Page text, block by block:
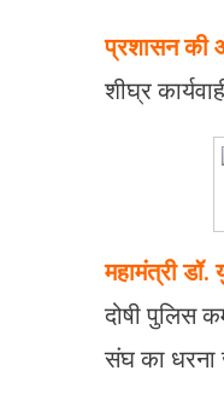
प्रशासन की
शीघ्र
महामंत्री डॉ.
दोषी पुलिस
संघ का धरना